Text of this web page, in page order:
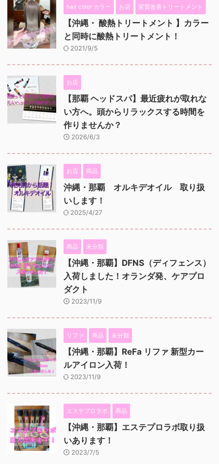
hair color カラー お店 髪質改善トリートメント
【沖縄・ 酸熱トリートメント 】カラー
と同時に酸熱トリートメント！
2021/9/5
お店
【那覇 ヘッドスパ】最近疲れが取れな
い方へ。頭からリラックスする時間を
作りませんか？
2026/6/3
お店 商品
沖縄・那覇 オルキデオイル 取り扱
いします！
2025/4/27
商品 未分類
【沖縄・那覇】DFNS（ディフェンス）
入荷しました！オランダ発、ケアプロ
ダクト
2023/11/9
リファ 商品 未分類
【沖縄・那覇】ReFa リファ 新型カー
ルアイロン入荷！
2023/11/9
エステプロラボ 商品
【沖縄・那覇】エステプロラボ取り扱
いあります！
2023/7/5